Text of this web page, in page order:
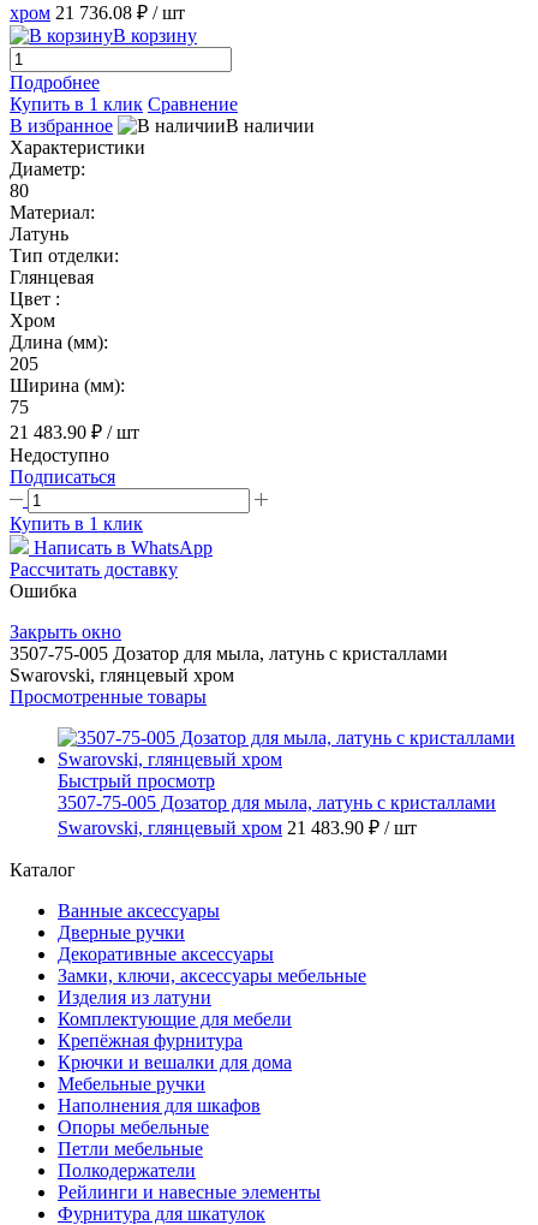
хром 21 736.08 ₽ / шт
В корзину
Подробнее
Купить в 1 клик Сравнение
В избранное
В наличии
Характеристики
Диаметр:
80
Материал:
Латунь
Тип отделки:
Глянцевая
Цвет :
Хром
Длина (мм):
205
Ширина (мм):
75
21 483.90 ₽ / шт
Недоступно
Подписаться
Купить в 1 клик
Написать в WhatsApp
Рассчитать доставку
Ошибка
Закрыть окно
3507-75-005 Дозатор для мыла, латунь с кристаллами
Swarovski, глянцевый хром
Просмотренные товары
Быстрый просмотр
3507-75-005 Дозатор для мыла, латунь с кристаллами
Swarovski, глянцевый хром 21 483.90 ₽ / шт
Каталог
Ванные аксессуары
Дверные ручки
Декоративные аксессуары
Замки, ключи, аксессуары мебельные
Изделия из латуни
Комплектующие для мебели
Крепёжная фурнитура
Крючки и вешалки для дома
Мебельные ручки
Наполнения для шкафов
Опоры мебельные
Петли мебельные
Полкодержатели
Рейлинги и навесные элементы
Фурнитура для шкатулок